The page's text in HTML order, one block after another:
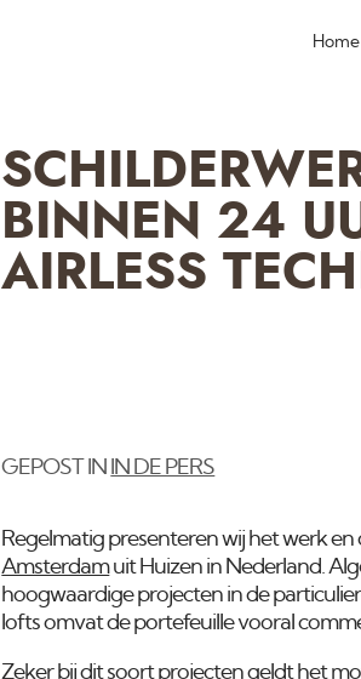
Home
BINNEN 24
AIRLESS
GEPOST IN IN DE PERS
Regelmatig presenteren wij het werk
Amsterdamuit Huizen in Nederland.
hoogwaardige projecten in de
lofts omvat de portefeuille vooral
Zeker bij dit soort projecten geldt het